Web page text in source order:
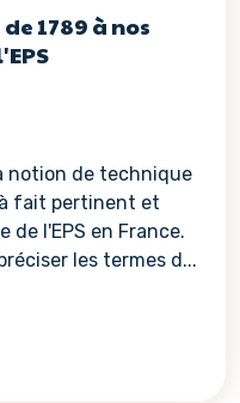
1789 à nos
notion de technique
fait pertinent et
de l'EPS en France.
les termes d...